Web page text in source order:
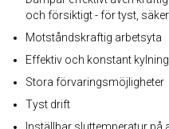
och försiktigt - för tyst,
Motståndskraftig arbetsyta
Effektiv och konstant kylning
Stora förvaringsmöjligheter
Tyst drift